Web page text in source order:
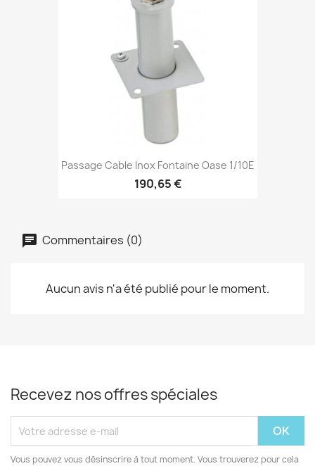
Passage Cable Inox Fontaine Oase 1/10E
190,65 €
Commentaires (0)
Aucun avis n'a été publié pour le moment.
Recevez nos offres spéciales
Vous pouvez vous désinscrire à tout moment. Vous trouverez pour cela